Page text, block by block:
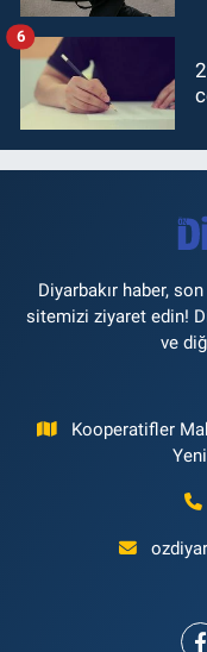
6
Diyarbakır haber,
sitemizi ziyaret edin!
ve
Kooperatifler